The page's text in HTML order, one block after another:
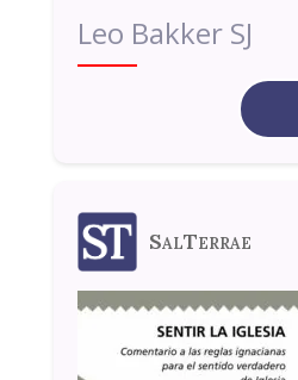
Leo Bakker SJ
SalTerrae